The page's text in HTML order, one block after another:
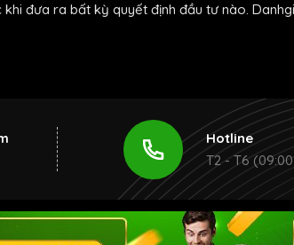
đưa ra bất kỳ quyết định đầu tư nào.
Hotline
T2 - T6
forex Forex Broker Forex là gì|Cách trade